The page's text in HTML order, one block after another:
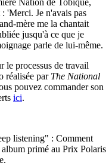
'Merci. Je n'avais pas
mère me la chantait
jusqu'à ce que je
parle de lui-même.
le processus de travail
réalisée par The National
pouvez commander son
ici.
listening" : Comment
primé au Prix Polaris